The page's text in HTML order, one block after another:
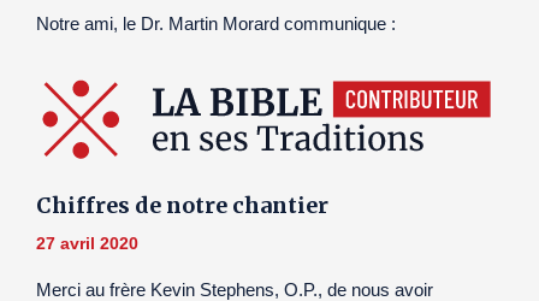
Notre ami, le Dr. Martin Morard communique :
Chiffres de notre chantier
27 avril 2020
Merci au frère Kevin Stephens, O.P., de nous avoir